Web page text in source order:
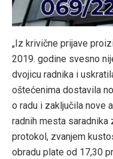
„Iz krivične prijave
2019. godine svesno
dvojicu radnika i
oštećenima dostavila
o radu i zaključila nove
radnih mesta
protokol, zvanjem
obradu plate od 17,30